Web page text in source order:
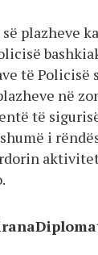
plazheve
të Policisë
në
të
i